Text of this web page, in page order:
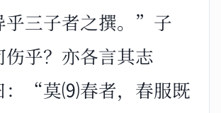
三子者之撰。”子
乎？亦各言其志
“莫⑼春者，春服既